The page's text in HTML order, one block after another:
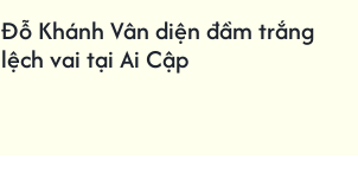
Đỗ Khánh Vân diện đầm trắng
lệch vai tại Ai Cập